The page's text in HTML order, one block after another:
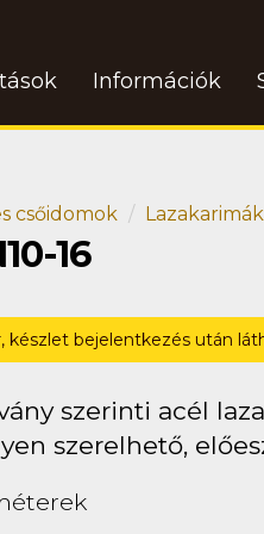
Információk
csőidomok Lazakarimák
16
készlet bejelentkezés után
szerinti acél
szerelhető,